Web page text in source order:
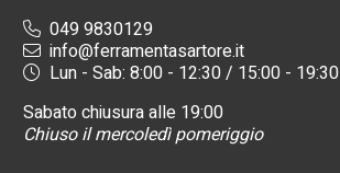
049 9830129
info@ferramentasartore.it
Lun - Sab: 8:00 - 12:30 / 15:00 - 19:30
Sabato chiusura alle 19:00
Chiuso il mercoledì pomeriggio